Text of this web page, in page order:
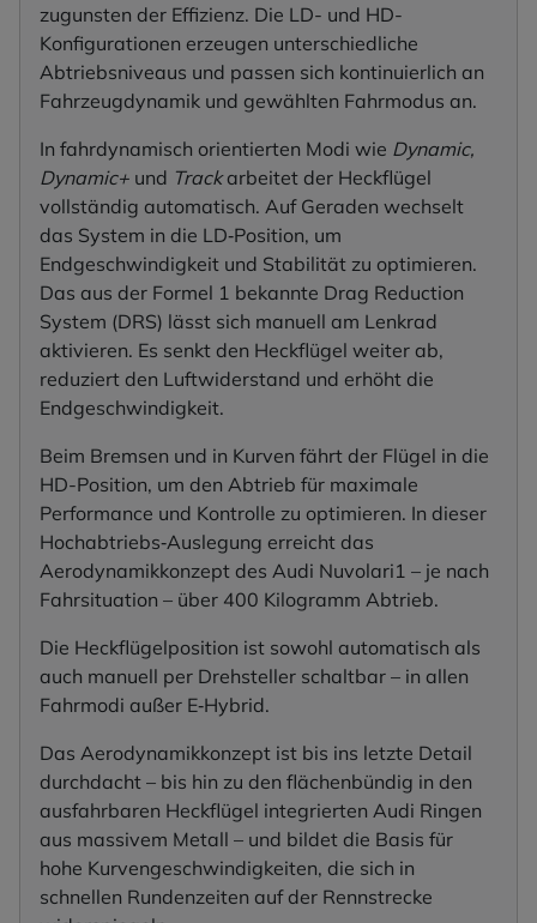
zugunsten der Effizienz. Die LD- und HD-
Konfigurationen erzeugen unterschiedliche
Abtriebsniveaus und passen sich kontinuierlich an
Fahrzeugdynamik und gewählten Fahrmodus an.
In fahrdynamisch orientierten Modi wie Dynamic,
Dynamic+ und Trackarbeitet der Heckflügel
vollständig automatisch. Auf Geraden wechselt
das System in die LD‑Position, um
Endgeschwindigkeit und Stabilität zu optimieren.
Das aus der Formel 1 bekannte Drag Reduction
System (DRS) lässt sich manuell am Lenkrad
aktivieren. Es senkt den Heckflügel weiter ab,
reduziert den Luftwiderstand und erhöht die
Endgeschwindigkeit.
Beim Bremsen und in Kurven fährt der Flügel in die
HD-Position, um den Abtrieb für maximale
Performance und Kontrolle zu optimieren. In dieser
Hochabtriebs‑Auslegung erreicht das
Aerodynamikkonzept des Audi Nuvolari1 – je nach
Fahrsituation – über 400 Kilogramm Abtrieb.
Die Heckflügelposition ist sowohl automatisch als
auch manuell per Drehsteller schaltbar – in allen
Fahrmodi außer E‑Hybrid.
Das Aerodynamikkonzept ist bis ins letzte Detail
durchdacht – bis hin zu den flächenbündig in den
ausfahrbaren Heckflügel integrierten Audi Ringen
aus massivem Metall – und bildet die Basis für
hohe Kurvengeschwindigkeiten, die sich in
schnellen Rundenzeiten auf der Rennstrecke